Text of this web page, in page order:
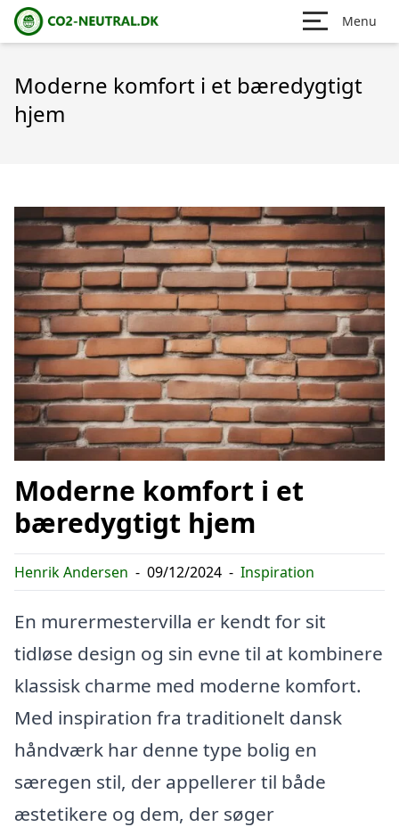
Menu
Moderne komfort i et bæredygtigt
hjem
Moderne komfort i et
bæredygtigt hjem
Henrik Andersen - 09/12/2024 - Inspiration
En murermestervilla er kendt for sit
tidløse design og sin evne til at kombinere
klassisk charme med moderne komfort.
Med inspiration fra traditionelt dansk
håndværk har denne type bolig en
særegen stil, der appellerer til både
æstetikere og dem, der søger